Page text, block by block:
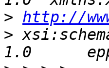
> http://
>